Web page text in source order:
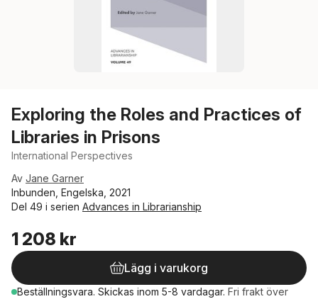
Exploring the Roles and Practices of
Libraries in Prisons
International Perspectives
Av Jane Garner
Inbunden, Engelska, 2021
Del 49 i serien Advances in Librarianship
1 208 kr
Lägg i varukorg
Beställningsvara. Skickas inom 5-8 vardagar. Fri frakt över